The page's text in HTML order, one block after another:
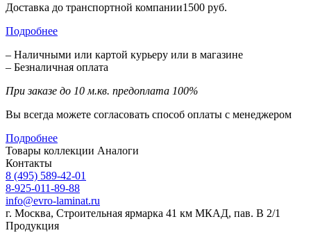
Доставка до транспортной компании1500 руб.
Подробнее
– Наличными или картой курьеру или в магазине
– Безналичная оплата
При заказе до 10 м.кв. предоплата 100%
Вы всегда можете согласовать способ оплаты с менеджером
Подробнее
Товары коллекции Аналоги
Контакты
8 (495) 589-42-01
8-925-011-89-88
info@evro-laminat.ru
г. Москва, Строительная ярмарка 41 км МКАД, пав. В 2/1
Продукция